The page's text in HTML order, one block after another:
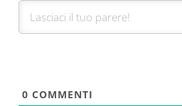
0 COMMENTI